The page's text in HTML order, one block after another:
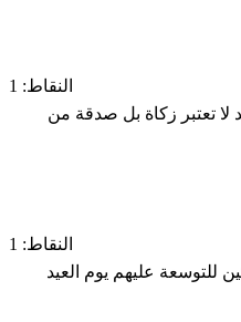
النقاط: 1
لا تعتبر زكاة بل صدقة من
النقاط: 1
للتوسعة عليهم يوم العيد